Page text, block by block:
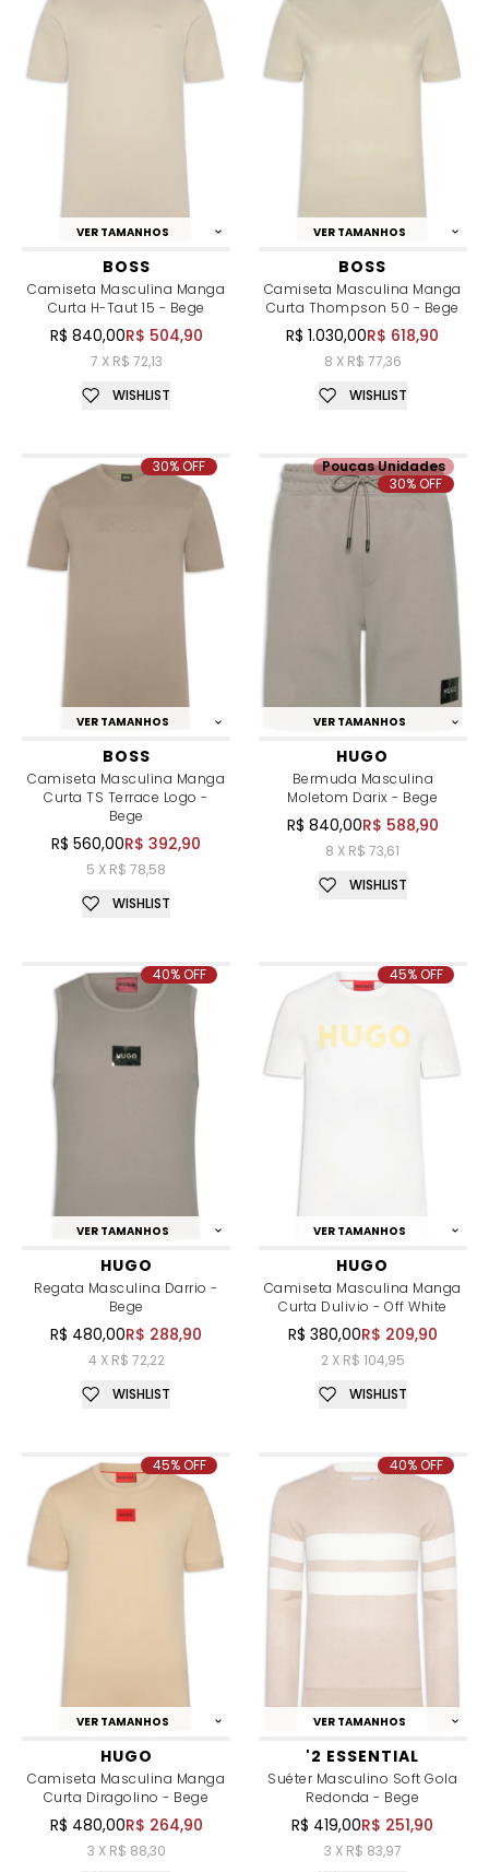
VER TAMANHOS
BOSS
Camiseta Masculina Manga
Curta H-Taut 15 - Bege
R$ 840,00R$ 504,90
7 X R$ 72,13
WISHLIST
VER TAMANHOS
BOSS
Camiseta Masculina Manga
Curta Thompson 50 - Bege
R$ 1.030,00R$ 618,90
8 X R$ 77,36
WISHLIST
VER TAMANHOS
BOSS
Camiseta Masculina Manga
Curta TS Terrace Logo -
Bege
R$ 560,00R$ 392,90
5 X R$ 78,58
30% OFF
WISHLIST
VER TAMANHOS
HUGO
Bermuda Masculina
Moletom Darix - Bege
R$ 840,00R$ 588,90
8 X R$ 73,61
Poucas Unidades
30% OFF
WISHLIST
VER TAMANHOS
HUGO
Regata Masculina Darrio -
Bege
R$ 480,00R$ 288,90
4 X R$ 72,22
40% OFF
WISHLIST
VER TAMANHOS
HUGO
Camiseta Masculina Manga
Curta Dulivio - Off White
R$ 380,00R$ 209,90
2 X R$ 104,95
45% OFF
WISHLIST
VER TAMANHOS
HUGO
Camiseta Masculina Manga
Curta Diragolino - Bege
R$ 480,00R$ 264,90
3 X R$ 88,30
45% OFF
VER TAMANHOS
'2 ESSENTIAL
Suéter Masculino Soft Gola
Redonda - Bege
R$ 419,00R$ 251,90
3 X R$ 83,97
40% OFF